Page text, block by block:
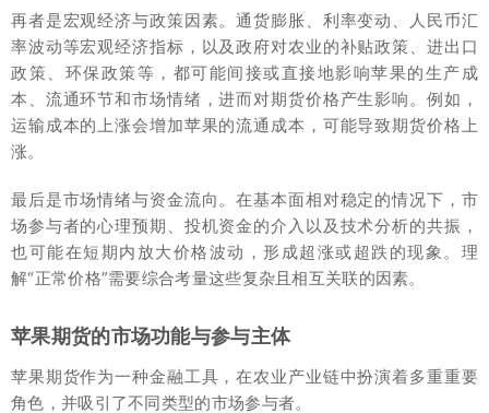
再者是宏观经济与政策因素。通货膨胀、利率变动、人民币汇
率波动等宏观经济指标，以及政府对农业的补贴政策、进出口
政策、环保政策等，都可能间接或直接地影响苹果的生产成
本、流通环节和市场情绪，进而对期货价格产生影响。例如，
运输成本的上涨会增加苹果的流通成本，可能导致期货价格上
涨。
最后是市场情绪与资金流向。在基本面相对稳定的情况下，市
场参与者的心理预期、投机资金的介入以及技术分析的共振，
也可能在短期内放大价格波动，形成超涨或超跌的现象。理
解“正常价格”需要综合考量这些复杂且相互关联的因素。
苹果期货的市场功能与参与主体
苹果期货作为一种金融工具，在农业产业链中扮演着多重重要
角色，并吸引了不同类型的市场参与者。